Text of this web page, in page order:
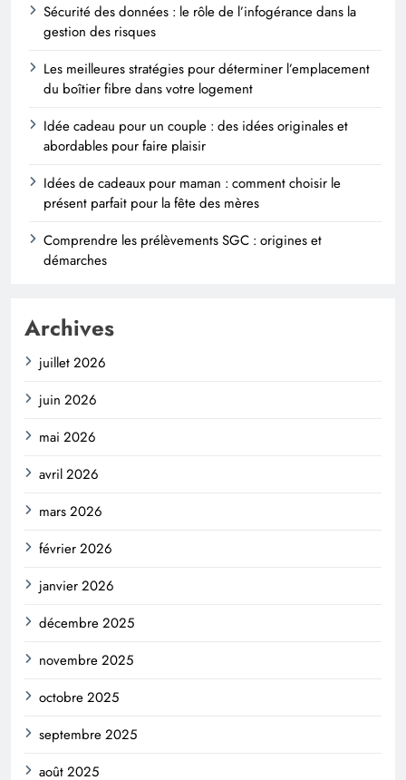
Sécurité des données : le rôle de l’infogérance dans la
gestion des risques
Les meilleures stratégies pour déterminer l’emplacement
du boîtier fibre dans votre logement
Idée cadeau pour un couple : des idées originales et
abordables pour faire plaisir
Idées de cadeaux pour maman : comment choisir le
présent parfait pour la fête des mères
Comprendre les prélèvements SGC : origines et
démarches
Archives
juillet 2026
juin 2026
mai 2026
avril 2026
mars 2026
février 2026
janvier 2026
décembre 2025
novembre 2025
octobre 2025
septembre 2025
août 2025